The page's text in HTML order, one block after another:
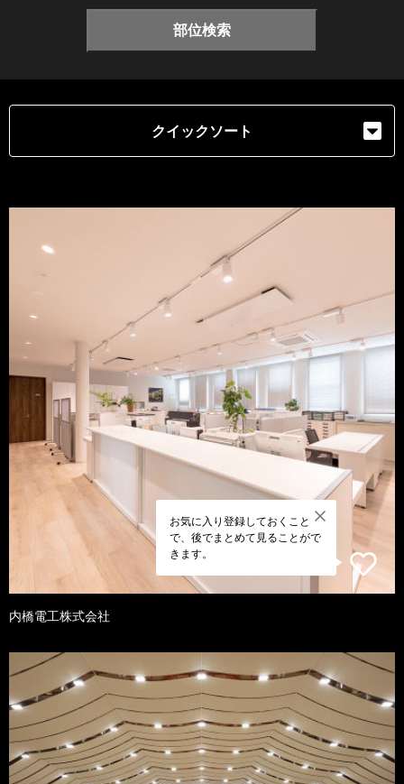
部位検索
クイックソート
お気に入り登録しておくこと
で、後でまとめて見ることがで
きます。
内橋電工株式会社